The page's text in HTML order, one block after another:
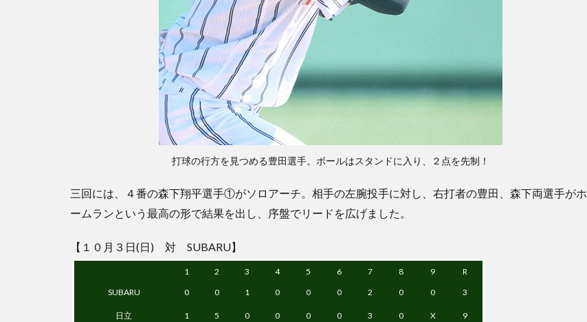
打球の行方を見つめる豊田選手。ボールはスタンドに入り、２点を先制！
三回には、４番の森下翔平選手①がソロアーチ。相手の左腕投手に対し、右打者の豊田、森下両選手がホ
ームランという最高の形で結果を出し、序盤でリードを広げました。
【１０月３日(日) 対 SUBARU】
1 2 3 4 5 6 7 8 9
R
SUBARU
0 0 1 0 0 0 2 0 0 3
日立 1 5 0 0 0 0 3 0 X 9